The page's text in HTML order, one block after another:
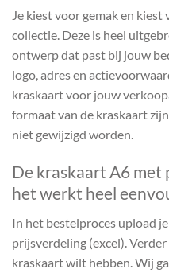
Je kiest voor gemak en
collectie. Deze is heel
ontwerp dat past bij jouw
logo, adres en
kraskaart voor jouw
formaat van de kraskaart
niet gewijzigd worden.
De kraskaart A6 met
het werkt heel
In het bestelproces upload
prijsverdeling (excel).
kraskaart wilt hebben. Wij